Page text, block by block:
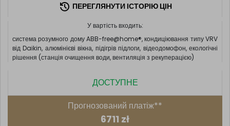
ПЕРЕГЛЯНУТИ ІСТОРІЮ ЦІН
У вартість входить:
система розумного дому ABB-free@home®, кондиціювання типу VRV
від Daikin, алюмінієві вікна, підігрів підлоги, відеодомофон, екологічні
рішення (станція очищення води, вентиляція з рекуперацією)
ДОСТУПНЕ
Прогнозований платіж**
6711 zł